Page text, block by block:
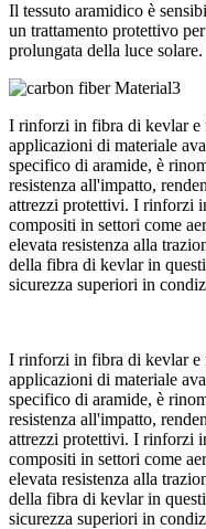
Il tessuto aramidico è
un trattamento protettivo
prolungata della luce solare.
I rinforzi in fibra di kevlar e
applicazioni di materiale
specifico di aramide, è
resistenza all'impatto,
attrezzi protettivi. I rinforzi
compositi in settori come
elevata resistenza alla
della fibra di kevlar in
sicurezza superiori in
I rinforzi in fibra di kevlar e
applicazioni di materiale
specifico di aramide, è
resistenza all'impatto,
attrezzi protettivi. I rinforzi
compositi in settori come
elevata resistenza alla
della fibra di kevlar in
sicurezza superiori in